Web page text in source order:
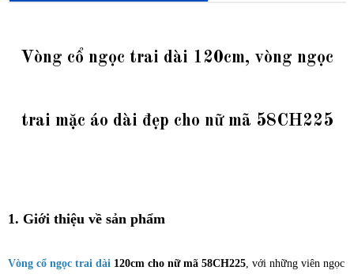
Vòng cổ ngọc trai dài 120cm, vòng ngọc
trai mặc áo dài đẹp cho nữ mã 58CH225
1. Giới thiệu về sản phẩm
Vòng cổ ngọc trai dài 120cm cho nữ mã 58CH225, với những viên ngọc